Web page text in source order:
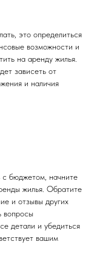
это определиться
возможности и
на аренду жилья.
зависеть от
и наличия
с бюджетом, начните
жилья. Обратите
и отзывы других
вопросы
детали и убедиться
вашим